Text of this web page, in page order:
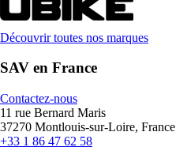
Découvrir toutes nos marques
SAV en France
Contactez-nous
11 rue Bernard Maris
37270 Montlouis-sur-Loire, France
+33 1 86 47 62 58